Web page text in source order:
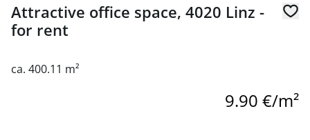
Attractive office space, 4020 Linz -
for rent
ca. 400.11 m²
9.90 €/m²